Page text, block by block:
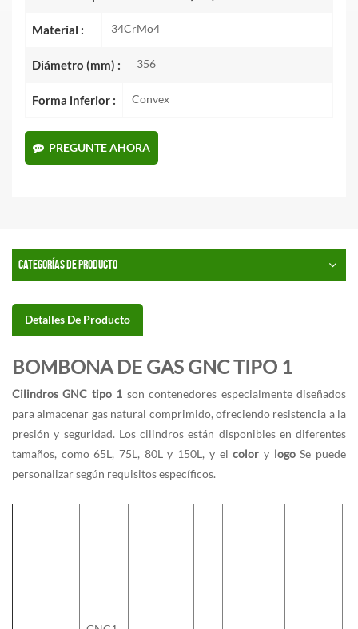
Material : 34CrMo4
Diámetro (mm) : 356
Forma inferior : Convex
PREGUNTE AHORA
CATEGORÍAS DE PRODUCTO
Detalles De Producto
BOMBONA DE GAS GNC TIPO 1
Cilindros GNC tipo 1 son contenedores especialmente diseñados
para almacenar gas natural comprimido, ofreciendo resistencia a la
presión y seguridad. Los cilindros están disponibles en diferentes
tamaños, como 65L, 75L, 80L y 150L, y elcolor ylogoSe puede
personalizar según requisitos específicos.